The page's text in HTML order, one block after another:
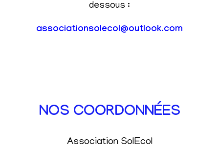
dessous :
associationsolecol@outlook.com
NOS COORDONNÉES
Association SolEcol